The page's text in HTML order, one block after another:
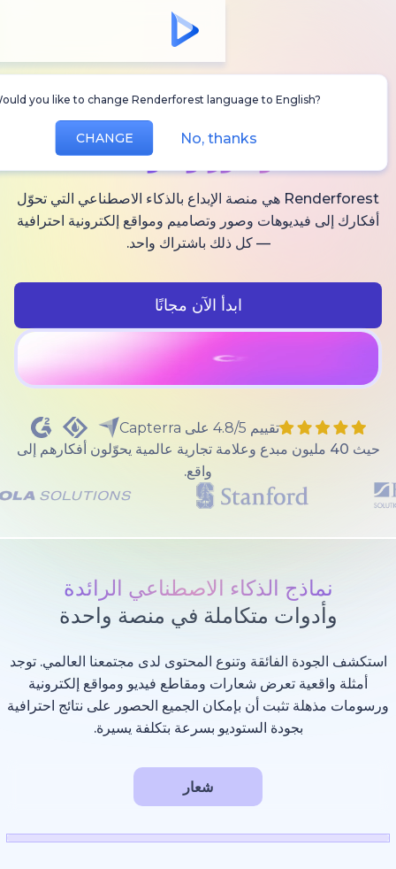
Would you like to change Renderforest language to
CHANGE
Renderforest هي منصة الإبداع بالذكاء الاصطناعي التي تحوّل
وصور وتصاميم ومواقع إلكترونية احترافية
— كل ذلك باشتراك واحد.
ابدأ الآن مجانًا
تقييم 4.8/5 على Capterra
مليون مبدع وعلامة تجارية عالمية يحوّلون أفكارهم إلى
الذكاء الاصطناعي الرائدة
متكاملة في منصة واحدة
الفائقة وتنوع المحتوى لدى مجتمعنا العالمي. توجد
تعرض شعارات ومقاطع فيديو ومواقع إلكترونية
تثبت أن بإمكان الجميع الحصور على نتائج احترافية
بجودة الستوديو بسرعة بتكلفة يسيرة.